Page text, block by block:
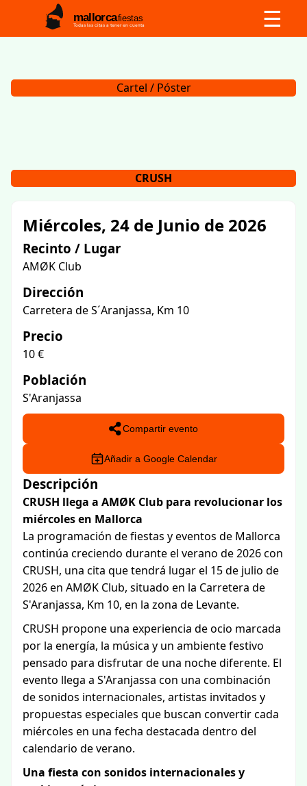
mallorcafiestas
Todas las citas a tener en cuenta ☰
Cartel / Póster
CRUSH
Miércoles, 24 de Junio de 2026
Recinto / Lugar
AMØK Club
Dirección
Carretera de S´Aranjassa, Km 10
Precio
10 €
Población
S'Aranjassa
Compartir evento
Añadir a Google Calendar
Descripción
CRUSH llega a AMØK Club para revolucionar los
miércoles en Mallorca
La programación de fiestas y eventos de Mallorca
continúa creciendo durante el verano de 2026 con
CRUSH, una cita que tendrá lugar el 15 de julio de
2026 en AMØK Club, situado en la Carretera de
S'Aranjassa, Km 10, en la zona de Levante.
CRUSH propone una experiencia de ocio marcada
por la energía, la música y un ambiente festivo
pensado para disfrutar de una noche diferente. El
evento llega a S'Aranjassa con una combinación
de sonidos internacionales, artistas invitados y
propuestas especiales que buscan convertir cada
miércoles en una fecha destacada dentro del
calendario de verano.
Una fiesta con sonidos internacionales y